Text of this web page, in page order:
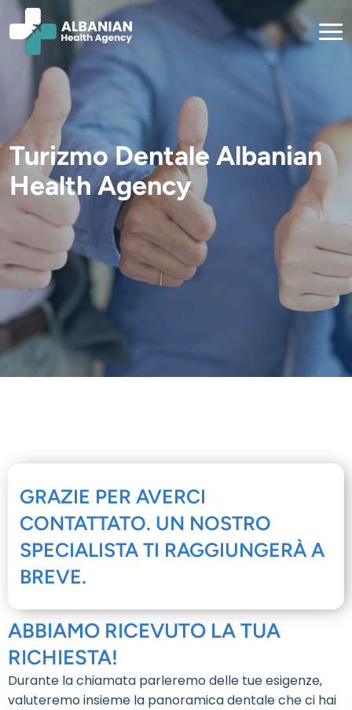
Turizmo Dentale Albanian
Health Agency
GRAZIE PER AVERCI
CONTATTATO. UN NOSTRO
SPECIALISTA TI RAGGIUNGERÀ A
BREVE.
ABBIAMO RICEVUTO LA TUA
RICHIESTA!
Durante la chiamata parleremo delle tue esigenze,
valuteremo insieme la panoramica dentale che ci hai